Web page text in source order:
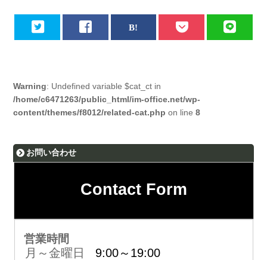
Warning: Undefined variable $cat_ct in
/home/c6471263/public_html/im-office.net/wp-
content/themes/f8012/related-cat.php on line8
お問い合わせ
Contact Form
営業時間
月～金曜日 9:00～19:00